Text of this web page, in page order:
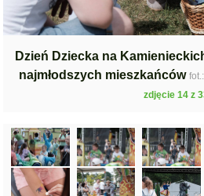
Dzień Dziecka na
najmłodszych mieszkańców
zdjęcie 14 z